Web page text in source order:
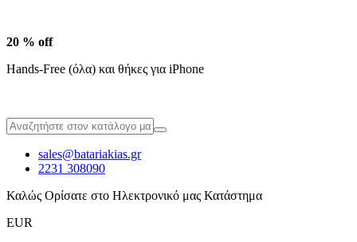
20 % off
Hands-Free (όλα) και θήκες για iPhone
sales@batariakias.gr
2231 308090
Καλώς Ορίσατε στο Ηλεκτρονικό μας Κατάστημα
EUR